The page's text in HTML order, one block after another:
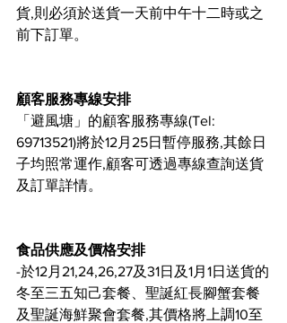
貨,則必須於送貨一天前中午十二時或之
前下訂單。
顧客服務專線安排
「避風塘」的顧客服務專線(Tel:
69713521)將於12月25日暫停服務,其餘日
子均照常運作,顧客可透過專線查詢送貨
及訂單詳情。
食品供應及價格安排
-於12月21,24,26,27及31日及1月1日送貨的
冬至三五知己套餐、聖誕紅長腳蟹套餐
及聖誕海鮮聚會套餐,其價格將上調10至